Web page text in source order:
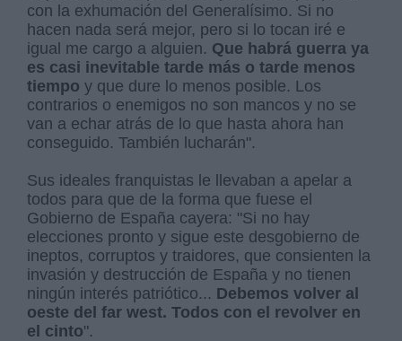
con la exhumación del Generalísimo. Si no
hacen nada será mejor, pero si lo tocan iré e
igual me cargo a alguien. Que habrá guerra ya
es casi inevitable tarde más o tarde menos
tiempo y que dure lo menos posible. Los
contrarios o enemigos no son mancos y no se
van a echar atrás de lo que hasta ahora han
conseguido. También lucharán".
Sus ideales franquistas le llevaban a apelar a
todos para que de la forma que fuese el
Gobierno de España cayera: "Si no hay
elecciones pronto y sigue este desgobierno de
ineptos, corruptos y traidores, que consienten la
invasión y destrucción de España y no tienen
ningún interés patriótico... Debemos volver al
oeste del far west. Todos con el revolver en
el cinto".